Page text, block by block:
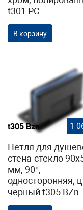
t301 PC
В корзину
t305 Bzn 1
Петля для
стена-стекло
мм, 90°,
односторонняя,
черный t305 BZn